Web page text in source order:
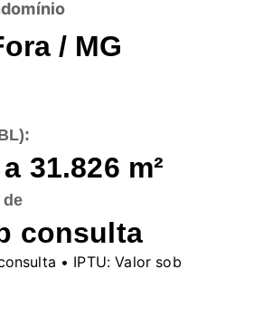
/ MG
31.826 m²
consulta
• IPTU: Valor sob